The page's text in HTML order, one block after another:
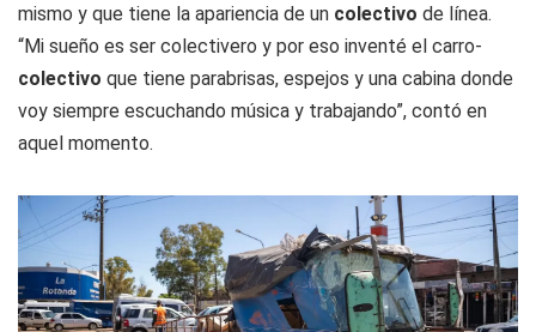
mismo y que tiene la apariencia de un colectivo de línea.
“Mi sueño es ser colectivero y por eso inventé el carro-
colectivo que tiene parabrisas, espejos y una cabina donde
voy siempre escuchando música y trabajando”, contó en
aquel momento.